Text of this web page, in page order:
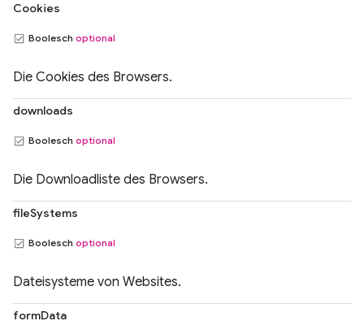
Cookies
Boolesch optional
Die Cookies des Browsers.
downloads
Boolesch optional
Die Downloadliste des Browsers.
fileSystems
Boolesch optional
Dateisysteme von Websites.
formData